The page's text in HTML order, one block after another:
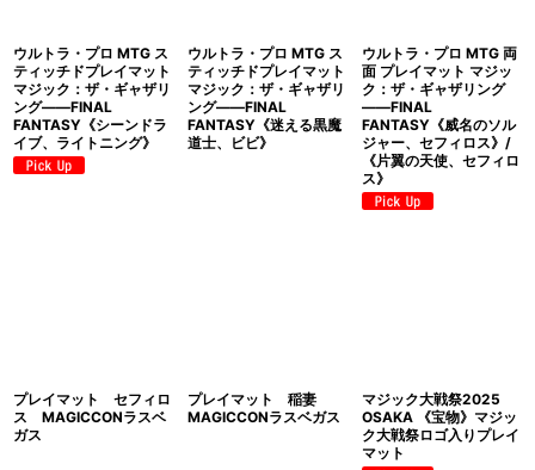
ウルトラ・プロ MTG ス
ティッチドプレイマット
マジック：ザ・ギャザリ
ング――FINAL
FANTASY《シーンドラ
イブ、ライトニング》
ウルトラ・プロ MTG ス
ティッチドプレイマット
マジック：ザ・ギャザリ
ング――FINAL
FANTASY《迷える黒魔
道士、ビビ》
ウルトラ・プロ MTG 両
面 プレイマット マジッ
ク：ザ・ギャザリング
――FINAL
FANTASY《威名のソル
ジャー、セフィロス》/
《片翼の天使、セフィロ
ス》
プレイマット セフィロ
ス MAGICCONラスベ
ガス
プレイマット 稲妻
MAGICCONラスベガス
マジック大戦祭2025
OSAKA 《宝物》マジッ
ク大戦祭ロゴ入りプレイ
マット